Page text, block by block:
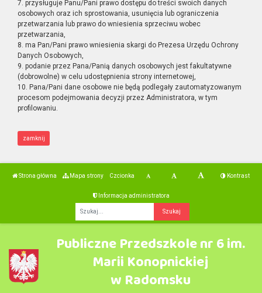
7. przysługuje Panu/Pani prawo dostępu do treści swoich danych
osobowych oraz ich sprostowania, usunięcia lub ograniczenia
przetwarzania lub prawo do wniesienia sprzeciwu wobec
przetwarzania,
8. ma Pan/Pani prawo wniesienia skargi do Prezesa Urzędu Ochrony
Danych Osobowych,
9. podanie przez Pana/Panią danych osobowych jest fakultatywne
(dobrowolne) w celu udostępnienia strony internetowej,
10. Pana/Pani dane osobowe nie będą podlegały zautomatyzowanym
procesom podejmowania decyzji przez Administratora, w tym
profilowaniu.
zamknij
Strona główna Mapa strony Czcionka Kontrast
Informacja administratora
Publiczne Przedszkole nr 6 im.
Marii Konopnickiej
w Radomsku